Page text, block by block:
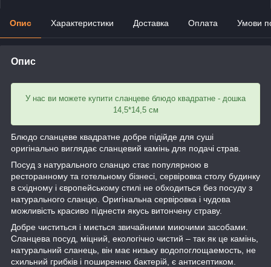
Опис Характеристики Доставка Оплата Умови
Опис
У нас ви можете купити сланцеве блюдо квадратне - дошка
14,5*14,5 см
Блюдо сланцеве квадратне добре підійде для суші
оригінально виглядає сланцевий камінь для подачі страв.
Посуд з натурального сланцю стає популярною в
ресторанному та готельному бізнесі, сервіровка столу будинку
в східному і європейському стилі не обходиться без посуду з
натурального сланцю. Оригінальна сервіровка і чудова
можливість красиво піднести якусь витончену страву.
Добре чиститься і миється звичайними миючими засобами.
Сланцева посуд, міцний, екологічно чистий – так як це камінь,
натуральний сланець, він має низьку водопоглощаемость, не
схильний грибків і поширенню бактерій, є антисептиком.